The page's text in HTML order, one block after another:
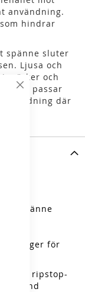
Stäng
användning.
hindrar
spänne sluter
Ljusa och
mörker och
passar
där
spänne
färger för
70 D ripstop-